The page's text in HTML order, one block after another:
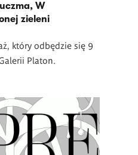
W
zieleni
który odbędzie się 9
Platon.